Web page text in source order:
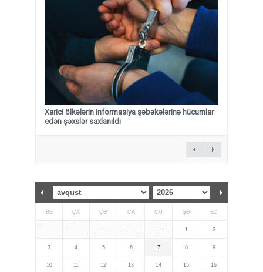
Xarici ölkələrin informasiya şəbəkələrinə hücumlar
edən şəxslər saxlanıldı
BE ÇA ÇƏ CA CÜ ŞƏ BZ
1 2
3 4 5 6 7 8 9
10 11 12 13 14 15 16